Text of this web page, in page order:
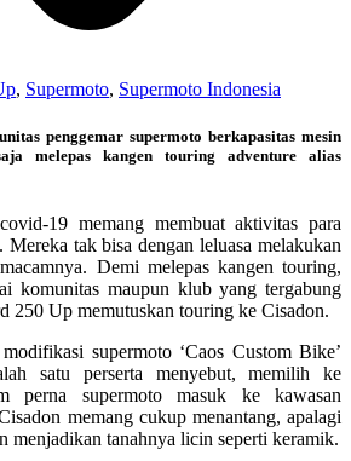
, Supermoto, Supermoto Indonesia
penggemar supermoto berkapasitas mesin
melepas kangen touring adventure alias
19 memang membuat aktivitas para
Mereka tak bisa dengan leluasa melakukan
Demi melepas kangen touring,
komunitas maupun klub yang tergabung
250 Up memutuskan touring ke Cisadon.
supermoto ‘Caos Custom Bike’
satu perserta menyebut, memilih ke
perna supermoto masuk ke kawasan
memang cukup menantang, apalagi
menjadikan tanahnya licin seperti keramik.